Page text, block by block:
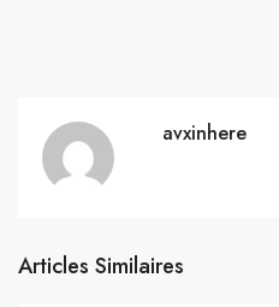
avxinhere
Articles Similaires